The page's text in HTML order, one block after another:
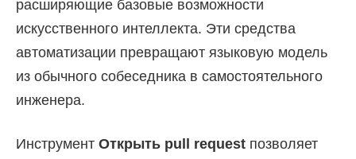
расширяющие базовые возможности
искусственного интеллекта. Эти средства
автоматизации превращают языковую модель
из обычного собеседника в самостоятельного
инженера.
Инструмент Открыть pull request позволяет